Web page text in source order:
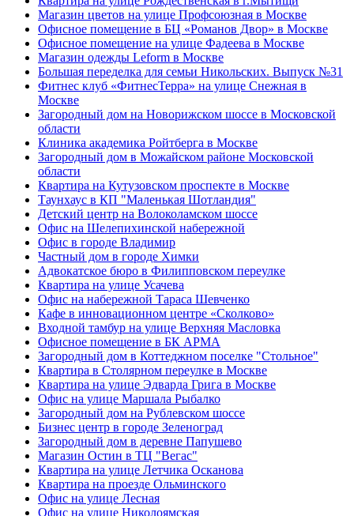
Магазин цветов на улице Профсоюзная в Москве
Офисное помещение в БЦ «Романов Двор» в Москве
Офисное помещение на улице Фадеева в Москве
Магазин одежды Leform в Москве
Большая переделка для семьи Никольских. Выпуск №31
Фитнес клуб «ФитнесТерра» на улице Снежная в
Москве
Загородный дом на Новорижском шоссе в Московской
области
Клиника академика Ройтберга в Москве
Загородный дом в Можайском районе Московской
области
Квартира на Кутузовском проспекте в Москве
Таунхаус в КП "Маленькая Шотландия"
Детский центр на Волоколамском шоссе
Офис на Шелепихинской набережной
Офис в городе Владимир
Частный дом в городе Химки
Адвокатское бюро в Филипповском переулке
Квартира на улице Усачева
Офис на набережной Тараса Шевченко
Кафе в инновационном центре «Сколково»
Входной тамбур на улице Верхняя Масловка
Офисное помещение в БК АРМА
Загородный дом в Коттеджном поселке "Стольное"
Квартира в Столярном переулке в Москве
Квартира на улице Эдварда Грига в Москве
Офис на улице Маршала Рыбалко
Загородный дом на Рублевском шоссе
Бизнес центр в городе Зеленоград
Загородный дом в деревне Папушево
Магазин Остин в ТЦ "Вегас"
Квартира на улице Летчика Осканова
Квартира на проезде Ольминского
Офис на улице Лесная
Офис на улице Николоямская